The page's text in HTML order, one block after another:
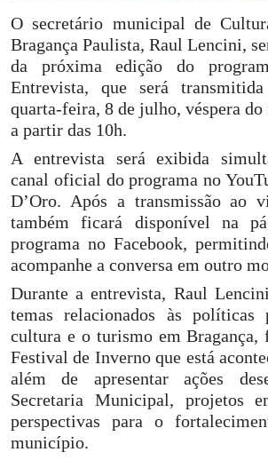
O secretário municipal de
Bragança Paulista, Raul Lencini,
da próxima edição do
Entrevista, que será
quarta-feira, 8 de julho, véspera do
a partir das 10h.
A entrevista será exibida
canal oficial do programa no
D’Oro. Após a transmissão ao
também ficará disponível na
programa no Facebook,
acompanhe a conversa em outro
Durante a entrevista, Raul
temas relacionados às políticas
cultura e o turismo em Bragança,
Festival de Inverno que está
além de apresentar ações
Secretaria Municipal, projetos
perspectivas para o
município.